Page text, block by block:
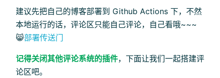
建议先把自己的博客部署到 Github Actions 下，不然
本地运行的话，评论区只能自己评论，自己看哦~~~
😸部署传送门
记得关闭其他评论系统的插件，下面让我们一起搭建评
论区吧。